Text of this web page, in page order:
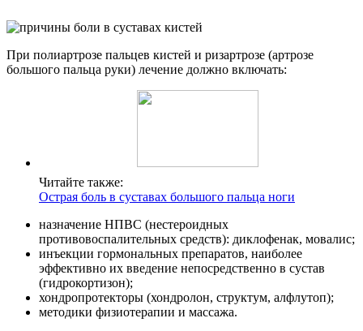
При полиартрозе пальцев кистей и ризартрозе (артрозе
большого пальца руки) лечение должно включать:
Читайте также:
Острая боль в суставах большого пальца ноги
назначение НПВС (нестероидных
противовоспалительных средств): диклофенак, мовалис;
инъекции гормональных препаратов, наиболее
эффективно их введение непосредственно в сустав
(гидрокортизон);
хондропротекторы (хондролон, структум, алфлутоп);
методики физиотерапии и массажа.